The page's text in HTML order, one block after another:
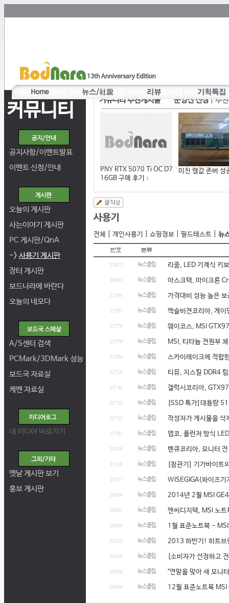
커뮤니티
공지사항/이벤트발표
이벤트 신청/안내
오늘의 게시판
사는이야기 게시판
PC 게시판/QnA
-> 사용기 게시판
장터 게시판
보드나라에 바란다
오늘의 네모다
A/S센터 검색
PCMark/3DMark 성능
보드국 자료실
케벤 자료실
내 미디어 바로가기
옛날 게시판 보기
홍보 게시판
커뮤니티 추천게시물 운영진 선정|추
PNY RTX 5070 Ti OC D7
16GB 구매 후기
1
미친 램값 존버 성
전체 개인사용기 쇼핑정보 필드테스트 뉴
22813 뉴스클립 리줌, LED 기계식 키
22801 뉴스클립 아스크텍, 마이크론
22794 뉴스클립 가격대비 성능 높은
22793 뉴스클립 엑슬비젼코리아, 게
22779 뉴스클립 웨이코스, MSI
22778 뉴스클립 MSI, 티타늄 전원부
22764 뉴스클립 스카이레이크에 적합
22754 뉴스클립 티뮤, 지스킬 DDR4
22744 뉴스클립 갤럭시코리아,
22733 뉴스클립 [SSD 특가]대용량
22732 뉴스클립 작성자가 게시물을 삭
22703 뉴스클립 앱코, 플런저 방식
22630 뉴스클립 벤큐코리아, 모니터
21158 뉴스클립 [참관기] 기가바이트
20737 뉴스클립 WISEGIGA(와이즈
20654 뉴스클립 2014년 2월 MSI
20631 뉴스클립 엔씨디지텍, MSI 노
20580 뉴스클립 1월 표준노트북 -
20522 뉴스클립 2013 하반기! 히트브
20519 뉴스클립 [소비자가 선정하고
20438 뉴스클립 "연말을 맞아 새 모니
20436 뉴스클립 12월 표준노트북